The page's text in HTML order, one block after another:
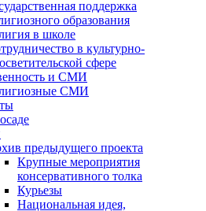
поддержка
образования
в школе
в культурно-
сфере
и СМИ
СМИ
предыдущего проекта
Крупные мероприятия
консервативного толка
Курьезы
Национальная идея,